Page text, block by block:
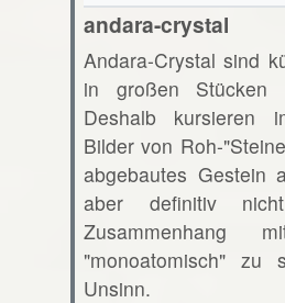
andara-crystal
Andara-Crystal sind
in großen Stücken
Deshalb kursieren
Bilder von Roh-
abgebautes Gestein
aber definitiv
Zusammenhang
"monoatomisch" zu
Unsinn.